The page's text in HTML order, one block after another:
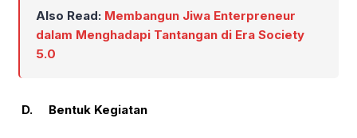
Also Read: Membangun Jiwa Enterpreneur
dalam Menghadapi Tantangan di Era Society
5.0
D. Bentuk Kegiatan